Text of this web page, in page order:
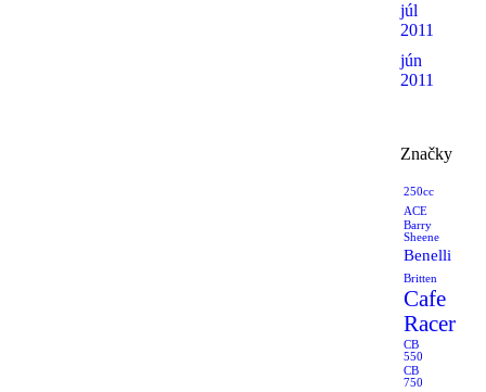
júl
2011
jún
2011
Značky
250cc
ACE
Barry
Sheene
Benelli
Britten
Cafe
Racer
CB
550
CB
750